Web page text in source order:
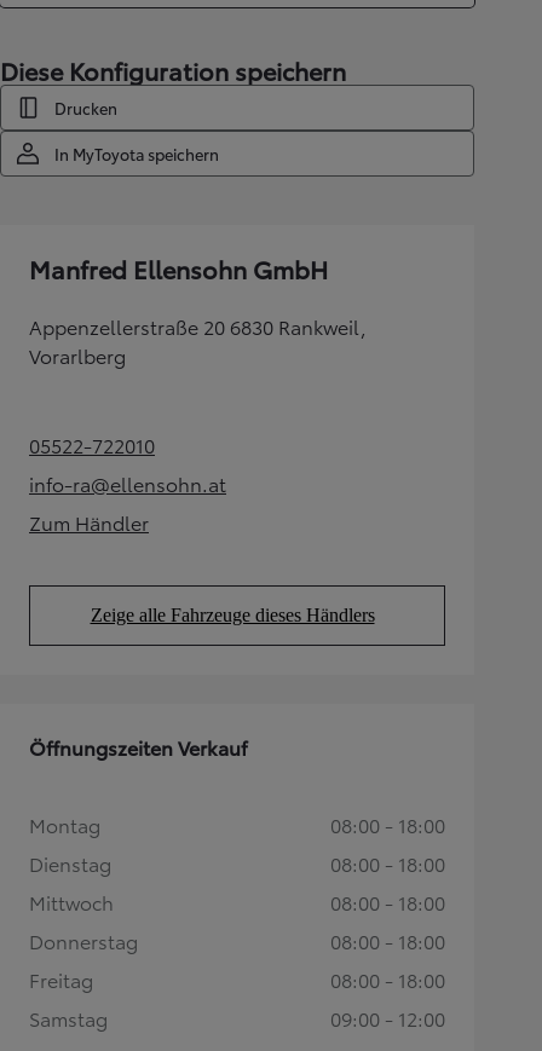
Diese Konfiguration speichern
Drucken
In MyToyota speichern
Manfred Ellensohn GmbH
Appenzellerstraße 20 6830 Rankweil,
Vorarlberg
05522-722010(Opens in new tab)
info-ra@ellensohn.at
(Opens in new tab)
Zum Händler(Opens in new tab)
Zeige alle Fahrzeuge dieses Händlers
(Opens in new tab)
Öffnungszeiten Verkauf
Montag
08:00 - 18:00
Dienstag
08:00 - 18:00
Mittwoch
08:00 - 18:00
Donnerstag
08:00 - 18:00
Freitag
08:00 - 18:00
Samstag
09:00 - 12:00